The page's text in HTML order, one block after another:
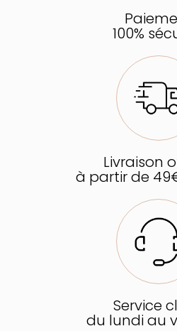
100%
Livraison
à partir de
Service
du lundi au